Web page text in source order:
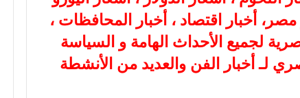
مصر، أخبار اقتصاد ، أخبار المحافظات ،
لجميع الأحداث الهامة و السياسة
لـ أخبار الفن والعديد من الأنشطة